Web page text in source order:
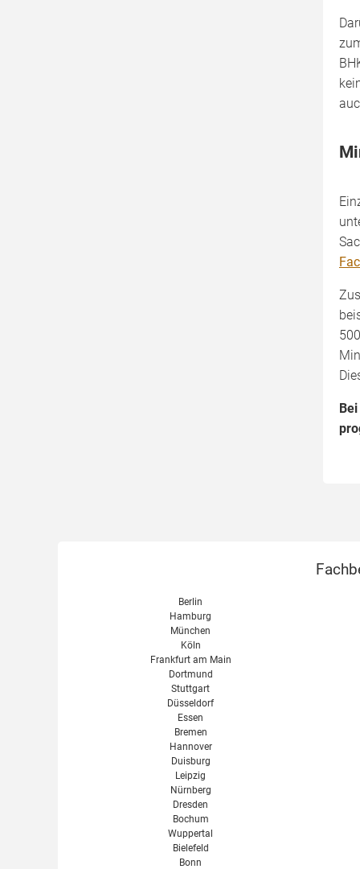
Berlin
Hamburg
München
Köln
Frankfurt am Main
Dortmund
Stuttgart
Düsseldorf
Essen
Bremen
Hannover
Duisburg
Leipzig
Nürnberg
Dresden
Bochum
Wuppertal
Bielefeld
Bonn